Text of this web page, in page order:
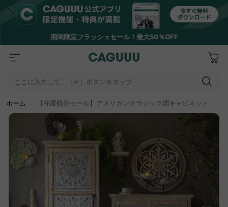
期間限定フラッシュセール！最大50％OFF
ここに入力して、［↵］ボタンをタップ
ホーム 【在庫処分セール】アメリカンクラシック調キャビネット